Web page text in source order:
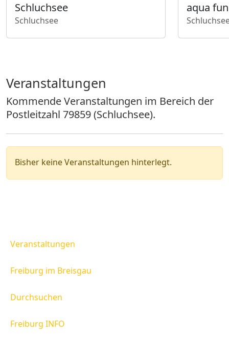
Schluchsee
Schluchsee
S
u
c
h
aqua fun
a
u
Veranstaltungen
Kommende Veranstaltungen im Bereich der
Postleitzahl 79859 (Schluchsee).
Bisher keine Veranstaltungen hinterlegt.
Veranstaltungen
Freiburg im Breisgau
Durchsuchen
Freiburg INFO